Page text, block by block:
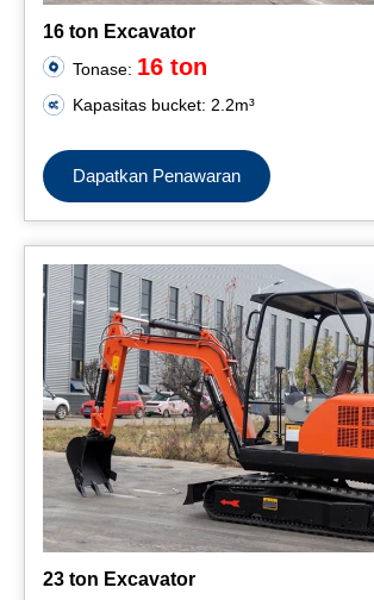
16 ton Excavator
Tonase: 16 ton
Kapasitas bucket: 2.2m³
Dapatkan Penawaran
23 ton Excavator